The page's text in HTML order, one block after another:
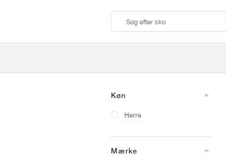
Køn
Herre
Mærke